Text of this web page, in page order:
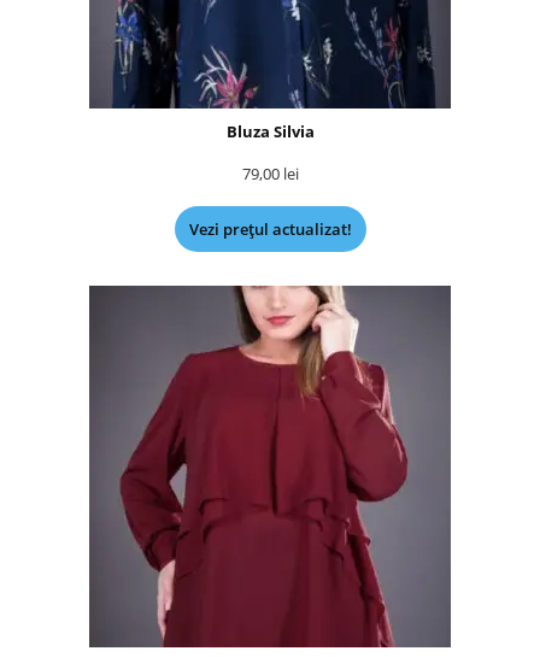
Bluza Silvia
79,00 lei
Vezi prețul actualizat!